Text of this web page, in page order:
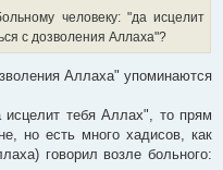
человеку: "да исцелит
с дозволения Аллаха"?
Аллаха" упоминаются
исцелит тебя Аллах", то прям
но есть много хадисов, как
говорил возле больного: